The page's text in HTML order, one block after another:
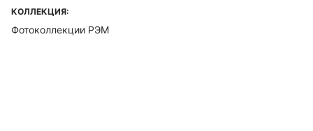
КОЛЛЕКЦИЯ:
Фотоколлекции РЭМ